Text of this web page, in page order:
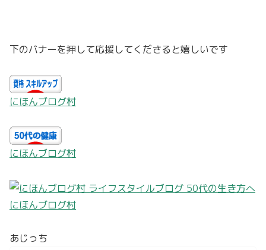
下のバナーを押して応援してくださると嬉しいです
にほんブログ村
にほんブログ村
にほんブログ村
あじっち